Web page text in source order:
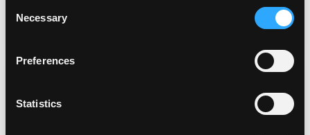
Selection
Necessary
Preferences
Statistics